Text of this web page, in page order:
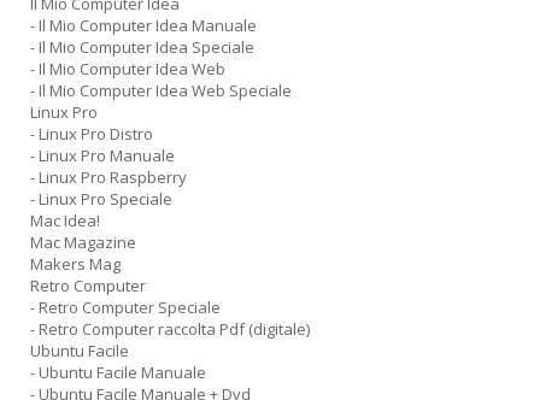
- Il Mio Computer Idea Manuale
- Il Mio Computer Idea Speciale
- Il Mio Computer Idea Web
- Il Mio Computer Idea Web Speciale
Linux Pro
- Linux Pro Distro
- Linux Pro Manuale
- Linux Pro Raspberry
- Linux Pro Speciale
Mac Idea!
Mac Magazine
Makers Mag
Retro Computer
- Retro Computer Speciale
- Retro Computer raccolta Pdf (digitale)
Ubuntu Facile
- Ubuntu Facile Manuale
- Ubuntu Facile Manuale + Dvd